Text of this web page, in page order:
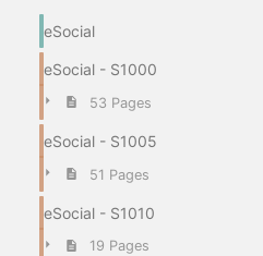
eSocial
eSocial - S1000
53 Pages
eSocial - S1005
51 Pages
eSocial - S1010
19 Pages